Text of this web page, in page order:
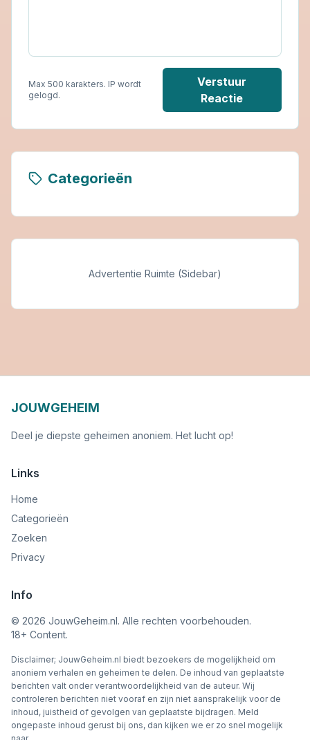
Max 500 karakters. IP wordt
gelogd.
Verstuur
Reactie
Categorieën
Advertentie Ruimte (Sidebar)
JOUWGEHEIM
Deel je diepste geheimen anoniem. Het lucht op!
Links
Home
Categorieën
Zoeken
Privacy
Info
© 2026 JouwGeheim.nl. Alle rechten voorbehouden.
18+ Content.
Disclaimer; JouwGeheim.nl biedt bezoekers de mogelijkheid om
anoniem verhalen en geheimen te delen. De inhoud van geplaatste
berichten valt onder verantwoordelijkheid van de auteur. Wij
controleren berichten niet vooraf en zijn niet aansprakelijk voor de
inhoud, juistheid of gevolgen van geplaatste bijdragen. Meld
ongepaste inhoud gerust bij ons, dan kijken we er zo snel mogelijk